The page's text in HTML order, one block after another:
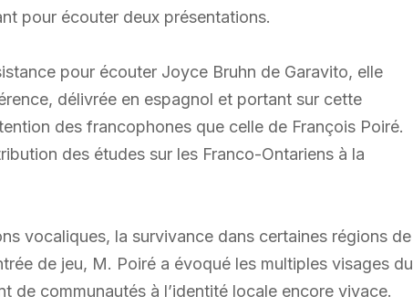
pour écouter deux présentations.
pour écouter Joyce Bruhn de Garavito, elle
délivrée en espagnol et portant sur cette
des francophones que celle de François Poiré.
des études sur les Franco-Ontariens à la
vocaliques, la survivance dans certaines régions de
de jeu, M. Poiré a évoqué les multiples visages du
communautés à l’identité locale encore vivace.